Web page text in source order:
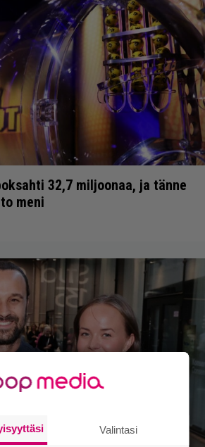
32,7 miljoonaa, ja tänne
meni
Valintasi